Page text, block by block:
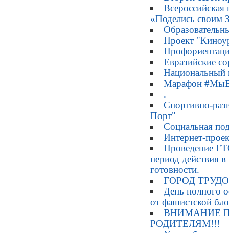
Всероссийская
«Поделись своим
Проект
Евразийские
Национальный
Марафон
.
Спортивно-
Порт"
Социальная
Интернет-
Проведение
период действия
готовности.
ГОРОД
День полного
от фашистской
ВНИМАНИЕ
РОДИТЕЛЯМ!!!